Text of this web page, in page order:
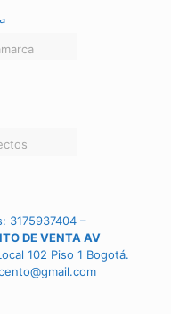
3175937404 –
DE VENTA AV
102 Piso 1 Bogotá.